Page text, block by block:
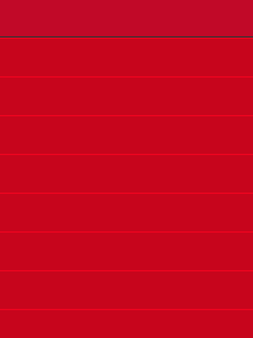
trần nhà